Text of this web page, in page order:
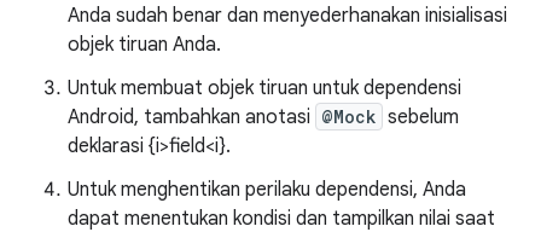
Anda sudah benar dan menyederhanakan inisialisasi
objek tiruan Anda.
Untuk membuat objek tiruan untuk dependensi
Android, tambahkan anotasi @Mock sebelum
deklarasi {i>field<i}.
Untuk menghentikan perilaku dependensi, Anda
dapat menentukan kondisi dan tampilkan nilai saat